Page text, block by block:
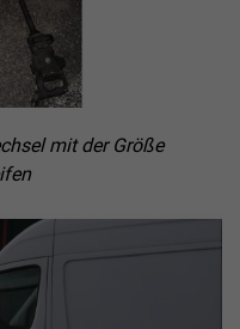
mit der Größe